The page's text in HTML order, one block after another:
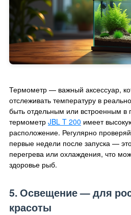
Термометр — важный аксессуар,
отслеживать температуру в
быть отдельным или встроенным в
термометр JBL T 200 имеет
расположение. Регулярно
первые недели после запуска —
перегрева или охлаждения, что
здоровье рыб.
5. Освещение — для
красоты